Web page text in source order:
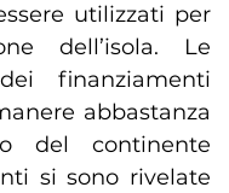
utilizzati per
dell’isola. Le
finanziamenti
abbastanza
del continente
si sono rivelate